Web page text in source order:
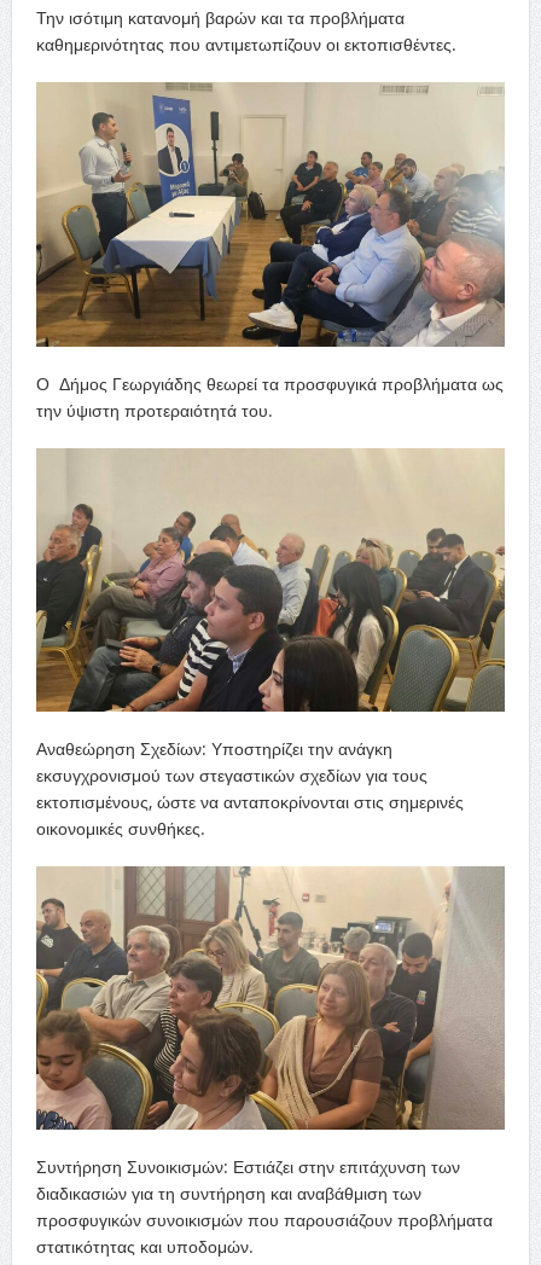
Την ισότιμη κατανομή βαρών και τα προβλήματα
καθημερινότητας που αντιμετωπίζουν οι εκτοπισθέντες.
Ο Δήμος Γεωργιάδης θεωρεί τα προσφυγικά προβλήματα ως
την ύψιστη προτεραιότητά του.
Αναθεώρηση Σχεδίων: Υποστηρίζει την ανάγκη
εκσυγχρονισμού των στεγαστικών σχεδίων για τους
εκτοπισμένους, ώστε να ανταποκρίνονται στις σημερινές
οικονομικές συνθήκες.
Συντήρηση Συνοικισμών: Εστιάζει στην επιτάχυνση των
διαδικασιών για τη συντήρηση και αναβάθμιση των
προσφυγικών συνοικισμών που παρουσιάζουν προβλήματα
στατικότητας και υποδομών.